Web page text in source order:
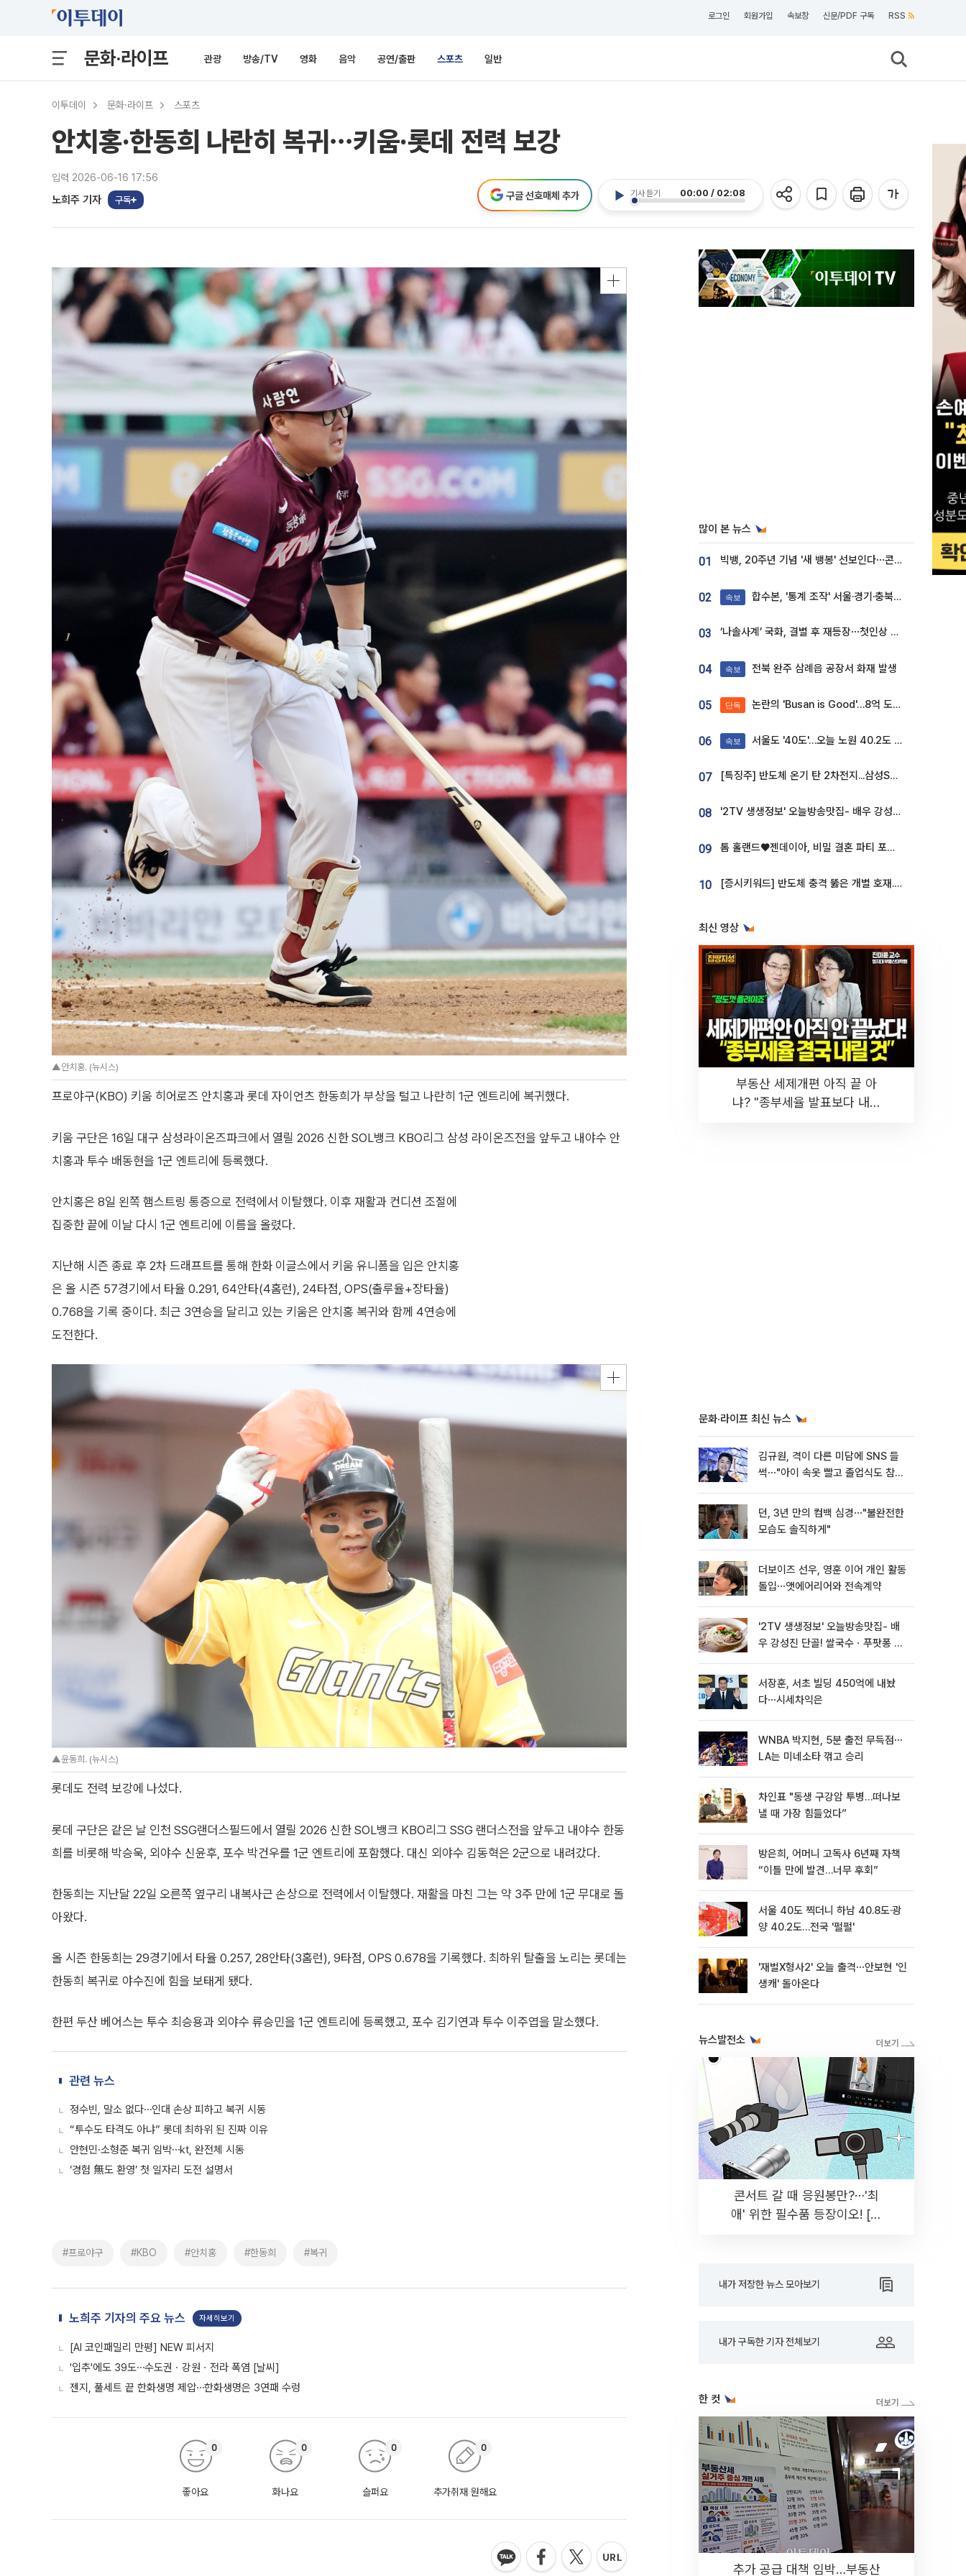
로그인 회원가입 속보창 신문/PDF 구독 RSS
문화·라이프 관광 방송/TV 영화 음악 공연/출판 스포츠 일반
이투데이 문화·라이프 스포츠
안치홍·한동희 나란히 복귀⋯키움·롯데 전력 보강
입력 2026-06-16 17:56
노희주 기자 구독
기사 듣기 00:00 / 02:08
구글 선호매체 추가
▲안치홍. (뉴시스)
프로야구(KBO) 키움 히어로즈 안치홍과 롯데 자이언츠 한동희가 부상을 털고 나란히 1군 엔트리에 복귀했다.
키움 구단은 16일 대구 삼성라이온즈파크에서 열릴 2026 신한 SOL뱅크 KBO리그 삼성 라이온즈전을 앞두고 내야수 안
치홍과 투수 배동현을 1군 엔트리에 등록했다.
안치홍은 8일 왼쪽 햄스트링 통증으로 전력에서 이탈했다. 이후 재활과 컨디션 조절에
집중한 끝에 이날 다시 1군 엔트리에 이름을 올렸다.
지난해 시즌 종료 후 2차 드래프트를 통해 한화 이글스에서 키움 유니폼을 입은 안치홍
은 올 시즌 57경기에서 타율 0.291, 64안타(4홈런), 24타점, OPS(출루율+장타율)
0.768을 기록 중이다. 최근 3연승을 달리고 있는 키움은 안치홍 복귀와 함께 4연승에
도전한다.
▲윤동희. (뉴시스)
롯데도 전력 보강에 나섰다.
롯데 구단은 같은 날 인천 SSG랜더스필드에서 열릴 2026 신한 SOL뱅크 KBO리그 SSG 랜더스전을 앞두고 내야수 한동
희를 비롯해 박승욱, 외야수 신윤후, 포수 박건우를 1군 엔트리에 포함했다. 대신 외야수 김동혁은 2군으로 내려갔다.
한동희는 지난달 22일 오른쪽 옆구리 내복사근 손상으로 전력에서 이탈했다. 재활을 마친 그는 약 3주 만에 1군 무대로 돌
아왔다.
올 시즌 한동희는 29경기에서 타율 0.257, 28안타(3홈런), 9타점, OPS 0.678을 기록했다. 최하위 탈출을 노리는 롯데는
한동희 복귀로 야수진에 힘을 보태게 됐다.
한편 두산 베어스는 투수 최승용과 외야수 류승민을 1군 엔트리에 등록했고, 포수 김기연과 투수 이주엽을 말소했다.
관련 뉴스
정수빈, 말소 없다⋯인대 손상 피하고 복귀 시동
“투수도 타격도 아냐” 롯데 최하위 된 진짜 이유
안현민·소형준 복귀 임박⋯kt, 완전체 시동
‘경험 無도 환영’ 첫 일자리 도전 설명서
#프로야구 #KBO #안치홍 #한동희 #복귀
노희주 기자의 주요 뉴스 자세히보기
[AI 코인패밀리 만평] NEW 피서지
'입추'에도 39도⋯수도권ㆍ강원ㆍ전라 폭염 [날씨]
젠지, 풀세트 끝 한화생명 제압⋯한화생명은 3연패 수렁
좋아요
0
화나요
0
슬퍼요
0
추가취재 원해요
0
많이 본 뉴스
01 빅뱅, 20주년 기념 '새 뱅봉' 선보인다⋯콘서트 앞두고 팝업 개최
02 속보 합수본, '통계 조작' 서울·경기·충북 선관위 등 추가 압수수색
03 ‘나솔사계’ 국화, 결별 후 재등장⋯첫인상 투표 휩쓸고 ‘인기녀’ 등극
04 속보 전북 완주 삼례읍 공장서 화재 발생
05 단독 논란의 'Busan is Good'…8억 도시브랜드, 용산 대통령실 CI 업체가 수행
06 속보 서울도 '40도'…오늘 노원 40.2도 기록
07 [특징주] 반도체 온기 탄 2차전지...삼성SDI, 장 초반 7% 넘게 껑충
08 '2TV 생생정보' 오늘방송맛집- 배우 강성진 단골! 쌀국수ㆍ푸팟퐁 커리 맛집 '블○○○'
09 톰 홀랜드♥젠데이아, 비밀 결혼 파티 포착⋯호텔 대관비만 9억
10 [증시키워드] 반도체 충격 뚫은 개별 호재...포스코퓨처엠·에코프로·한화솔루션 '눈길'
최신 영상
부동산 세제개편 아직 끝 아
냐? "종부세율 발표보다 내릴
문화·라이프 최신 뉴스
김규원, 격이 다른 미담에 SNS 들
썩⋯"아이 속옷 빨고 졸업식도 참
던, 3년 만의 컴백 심경⋯"불완전한
모습도 솔직하게"
더보이즈 선우, 영훈 이어 개인 활동
돌입⋯앳에어리어와 전속계약
'2TV 생생정보' 오늘방송맛집- 배
우 강성진 단골! 쌀국수ㆍ푸팟퐁 커
서장훈, 서초 빌딩 450억에 내놨
다⋯시세차익은
WNBA 박지현, 5분 출전 무득점⋯
LA는 미네소타 꺾고 승리
차인표 "동생 구강암 투병…떠나보
낼 때 가장 힘들었다”
방은희, 어머니 고독사 6년째 자책
“이틀 만에 발견…너무 후회”
서울 40도 찍더니 하남 40.8도·광
양 40.2도…전국 '펄펄'
'재벌X형사2' 오늘 출격⋯안보현 '인
생캐' 돌아온다
뉴스발전소
콘서트 갈 때 응원봉만?⋯'최
애' 위한 필수품 등장이오! [솔
내가 저장한 뉴스 모아보기
내가 구독한 기자 전체보기
한 컷
추가 공급 대책 임박…부동산